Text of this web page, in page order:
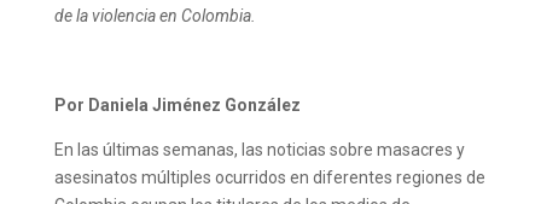
de la violencia en Colombia.
Por Daniela Jiménez González
En las últimas semanas, las noticias sobre masacres y
asesinatos múltiples ocurridos en diferentes regiones de